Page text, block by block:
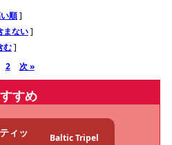
順]
まない]
む]
2 次 »
すめ
ィッ
Baltic Tripel